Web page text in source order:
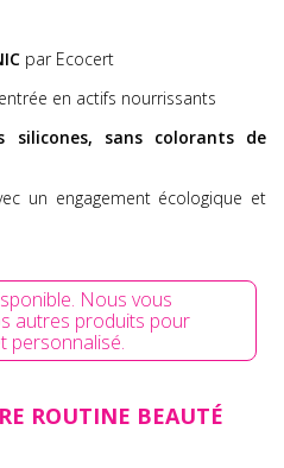
par Ecocert
en actifs nourrissants
silicones, sans colorants de
un engagement écologique et
Nous vous
autres produits pour
personnalisé.
ROUTINE BEAUTÉ